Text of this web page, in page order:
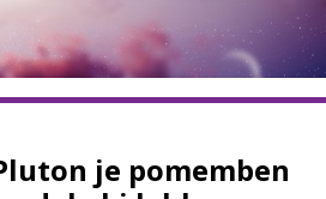
je pomemben